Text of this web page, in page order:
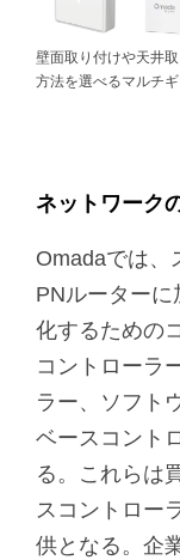
壁面取り付けや天井
方法を選べるマルチ
ネットワーク
Omadaでは、
PNルーター
化するための
コントローラ
ラー、ソフト
ベースコント
る。これらは
スコントロー
供となる。企